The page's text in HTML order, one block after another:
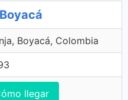
Boyacá, Colombia
llegar